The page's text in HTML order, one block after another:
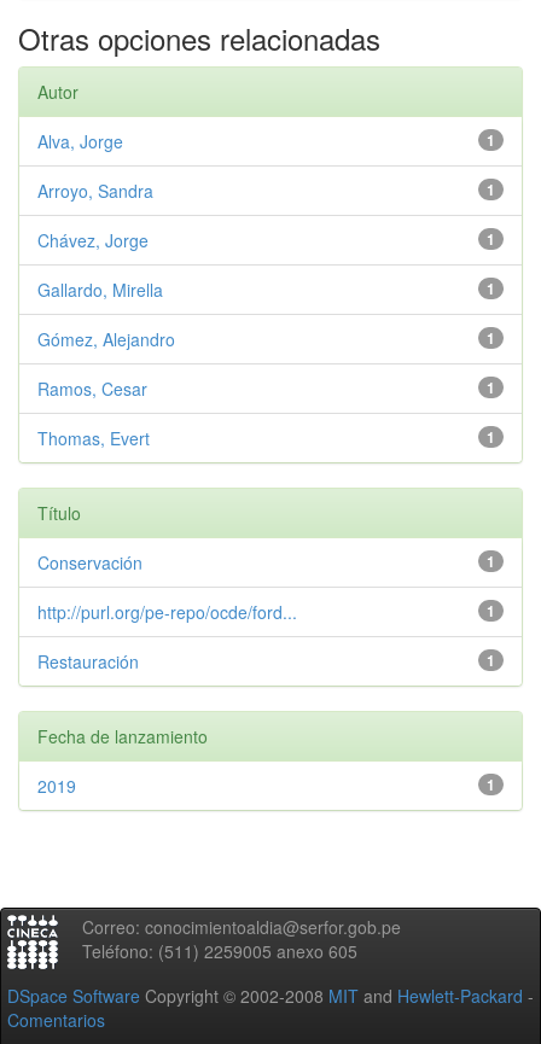
Otras opciones relacionadas
Autor
1
Alva, Jorge
1
Arroyo, Sandra
1
Chávez, Jorge
1
Gallardo, Mirella
1
Gómez, Alejandro
1
Ramos, Cesar
1
Thomas, Evert
Título
1
Conservación
1
http://purl.org/pe-repo/ocde/ford...
1
Restauración
Fecha de lanzamiento
1
2019
Correo: conocimientoaldia@serfor.gob.pe
Teléfono: (511) 2259005 anexo 605
DSpace Software Copyright © 2002-2008 MIT and Hewlett-Packard -
Comentarios